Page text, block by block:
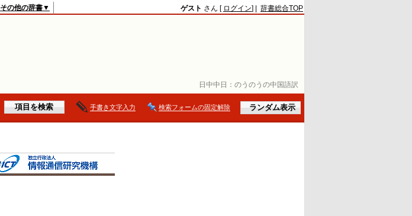
日中中日： のうのうの中国語訳
その他の辞書▼ ゲスト さん [ ログイン] | 辞書総合TOP
手書き文字入力 検索フォームの固定解除